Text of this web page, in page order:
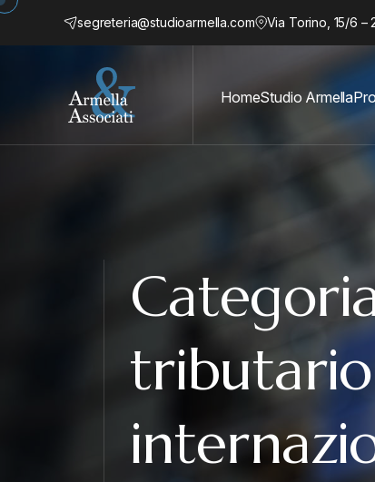
segreteria@studioarmella.com Via Torino, 15/6 –
HomeStudio Armella
tributario